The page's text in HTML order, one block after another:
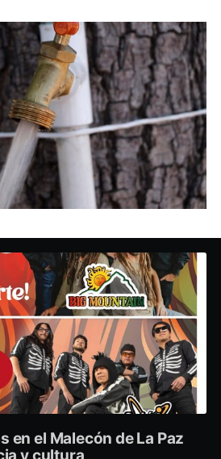
en el Malecón de La Paz